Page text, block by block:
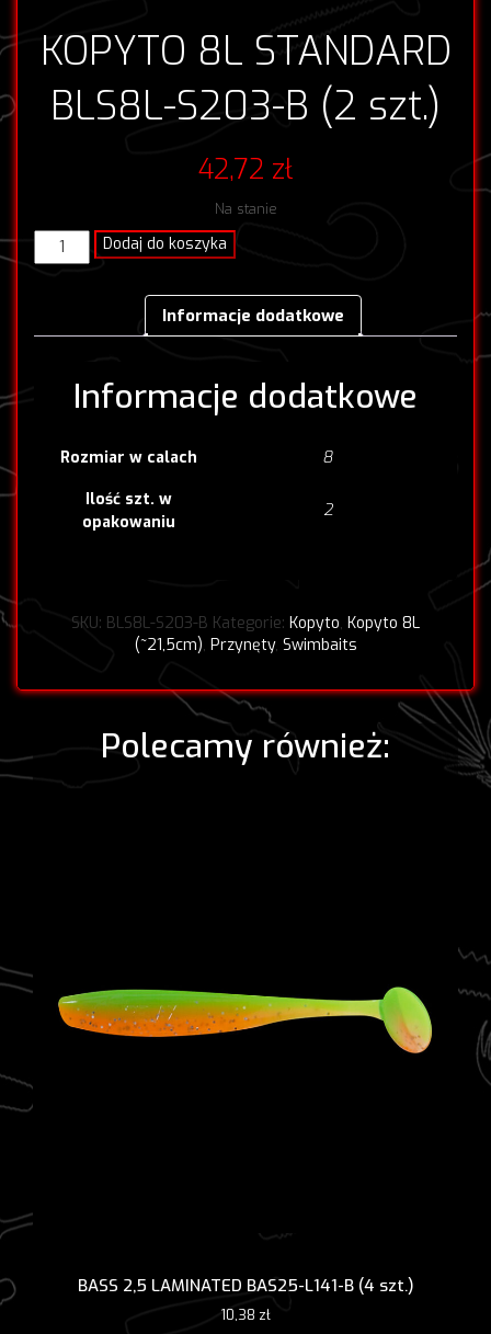
KOPYTO 8L STANDARD
BLS8L-S203-B (2 szt.)
42,72 zł
Na stanie
ilość
KOPYTO
Dodaj do koszyka
Informacje dodatkowe
Informacje dodatkowe
Rozmiar w calach 8
Ilość szt. w
opakowaniu
2
SKU: BLS8L-S203-B Kategorie: Kopyto, Kopyto 8L
(~21,5cm), Przynęty, Swimbaits
Polecamy również:
BASS 2,5 LAMINATED BAS25-L141-B (4 szt.)
10,38 zł